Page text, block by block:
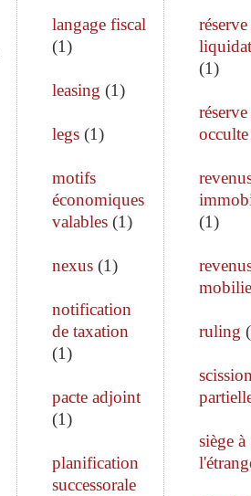
langage fiscal
(1)
leasing (1)
legs(1)
motifs
économiques
valables(1)
nexus(1)
notification
de taxation
(1)
pacte adjoint
(1)
planification
successorale
(1)
réserve
occulte
(1)
ruling (
siège à